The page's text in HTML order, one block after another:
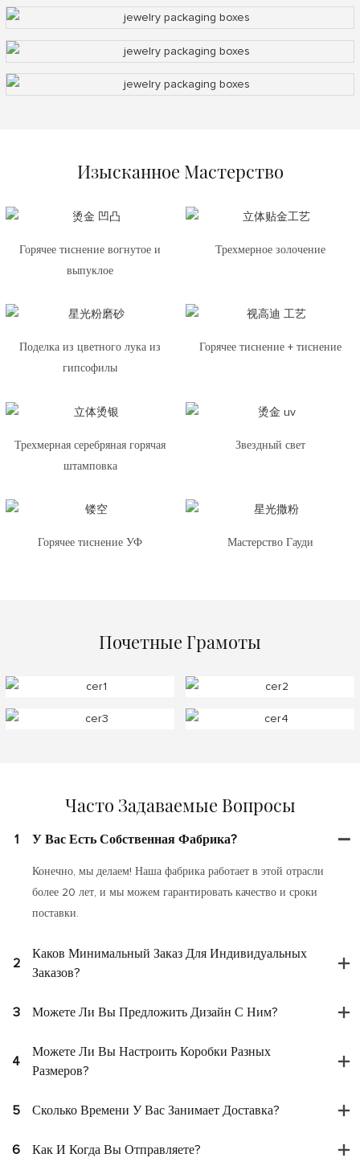
Изысканное Мастерство
Горячее тиснение вогнутое и
выпуклое
Трехмерное золочение
Поделка из цветного лука из
гипсофилы
Горячее тиснение + тиснение
Трехмерная серебряная горячая
штамповка
Звездный свет
Горячее тиснение УФ Мастерство Гауди
Почетные Грамоты
Часто Задаваемые Вопросы
1 У Вас Есть Собственная Фабрика?
Конечно, мы делаем! Наша фабрика работает в этой отрасли
более 20 лет, и мы можем гарантировать качество и сроки
поставки.
2
Каков Минимальный Заказ Для Индивидуальных
Заказов?
3 Можете Ли Вы Предложить Дизайн С Ним?
4
Можете Ли Вы Настроить Коробки Разных
Размеров?
5 Сколько Времени У Вас Занимает Доставка?
6 Как И Когда Вы Отправляете?